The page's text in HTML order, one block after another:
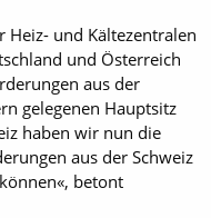
und Kältezentralen
und Österreich
aus der
gelegenen Hauptsitz
haben wir nun die
aus der Schweiz
betont